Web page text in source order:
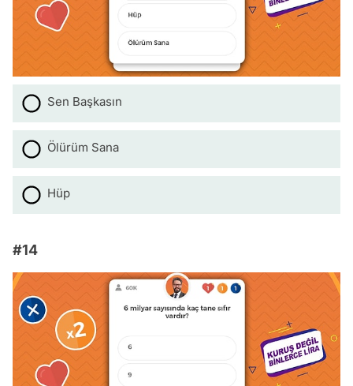
Sen Başkasın
Ölürüm Sana
Hüp
#14